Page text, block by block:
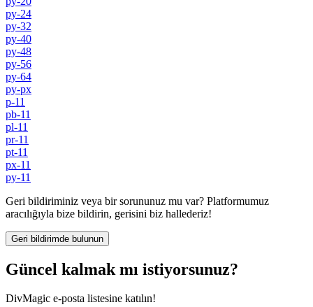
py-24
py-32
py-40
py-48
py-56
py-64
py-px
p-11
pb-11
pl-11
pr-11
pt-11
px-11
py-11
Geri bildiriminiz veya bir sorununuz mu var? Platformumuz
aracılığıyla bize bildirin, gerisini biz hallederiz!
Geri bildirimde bulunun
Güncel kalmak mı istiyorsunuz?
DivMagic e-posta listesine katılın!